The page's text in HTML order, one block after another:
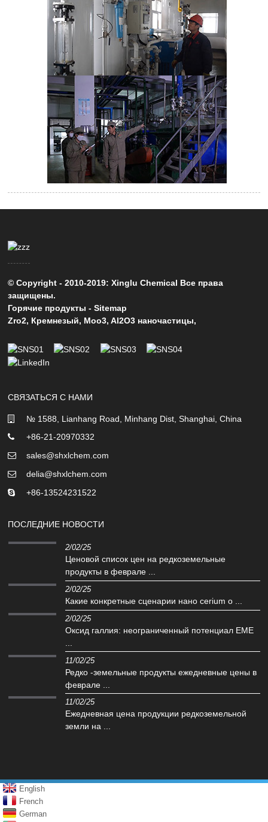
© Copyright - 2010-2019: Xinglu Chemical Все права
защищены.
Горячие продукты -Sitemap
Zro2, Кремнезый, Moo3,Al2O3 наночастицы,
СВЯЗАТЬСЯ С НАМИ
№ 1588, Lianhang Road, Minhang Dist, Shanghai, China
+86-21-20970332
sales@shxlchem.com
delia@shxlchem.com
+86-13524231522
ПОСЛЕДНИЕ НОВОСТИ
2/02/25
Ценовой список цен на редкоземельные
продукты в феврале ...
2/02/25
Какие конкретные сценарии нано cerium o ...
2/02/25
Оксид галлия: неограниченный потенциал EME
11/02/25
Редко -земельные продукты ежедневные цены в
феврале ...
11/02/25
Ежедневная цена продукции редкоземельной
земли на ...
English
French
German